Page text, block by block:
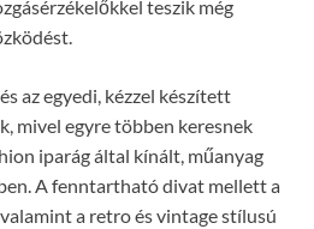
teszik még
az egyedi, kézzel készített
mivel egyre többen keresnek
iparág által kínált, műanyag
A fenntartható divat mellett a
a retro és vintage stílusú